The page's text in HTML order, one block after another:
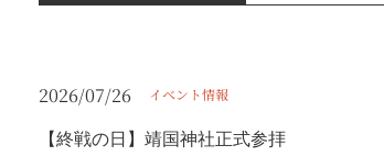
2026/07/26 イベント情報
【終戦の日】靖国神社正式参拝